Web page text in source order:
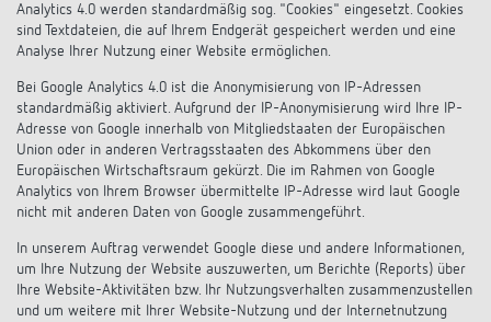
Analytics 4.0 werden standardmäßig sog. "Cookies" eingesetzt. Cookies
sind Textdateien, die auf Ihrem Endgerät gespeichert werden und eine
Analyse Ihrer Nutzung einer Website ermöglichen.
Bei Google Analytics 4.0 ist die Anonymisierung von IP-Adressen
standardmäßig aktiviert. Aufgrund der IP-Anonymisierung wird Ihre IP-
Adresse von Google innerhalb von Mitgliedstaaten der Europäischen
Union oder in anderen Vertragsstaaten des Abkommens über den
Europäischen Wirtschaftsraum gekürzt. Die im Rahmen von Google
Analytics von Ihrem Browser übermittelte IP-Adresse wird laut Google
nicht mit anderen Daten von Google zusammengeführt.
In unserem Auftrag verwendet Google diese und andere Informationen,
um Ihre Nutzung der Website auszuwerten, um Berichte (Reports) über
Ihre Website-Aktivitäten bzw. Ihr Nutzungsverhalten zusammenzustellen
und um weitere mit Ihrer Website-Nutzung und der Internetnutzung